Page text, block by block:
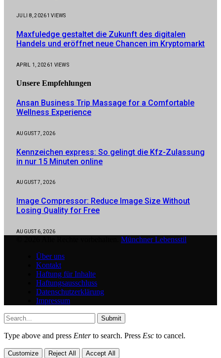
JULI 8, 20261VIEWS
Maxfuledge gestaltet die Zukunft des digitalen
Handels und eröffnet neue Chancen im Kryptomarkt
APRIL 1, 20261 VIEWS
Unsere Empfehlungen
Ansan Business Trip Massage for a Comfortable
Wellness Experience
AUGUST 7, 2026
Kennzeichen express: So gelingt die Kfz-Zulassung
in nur 15 Minuten online
AUGUST 7, 2026
Image Compressor: Reduce Image Size Without
Losing Quality for Free
AUGUST 6, 2026
Münchner Lebensstil
Über uns
Kontakt
Haftung für Inhalte
Haftungsausschluss
Datenschutzerklärung
Impressum
Submit
Type above and press Enterto search. Press Esc to cancel.
Customize Reject All Accept All